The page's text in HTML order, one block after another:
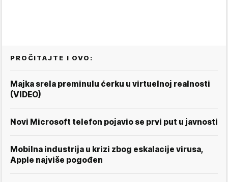
PROČITAJTE I OVO:
Majka srela preminulu ćerku u virtuelnoj realnosti
(VIDEO)
Novi Microsoft telefon pojavio se prvi put u javnosti
Mobilna industrija u krizi zbog eskalacije virusa,
Apple najviše pogođen